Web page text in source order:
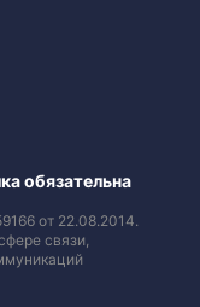
обязательна
от 22.08.2014.
связи,